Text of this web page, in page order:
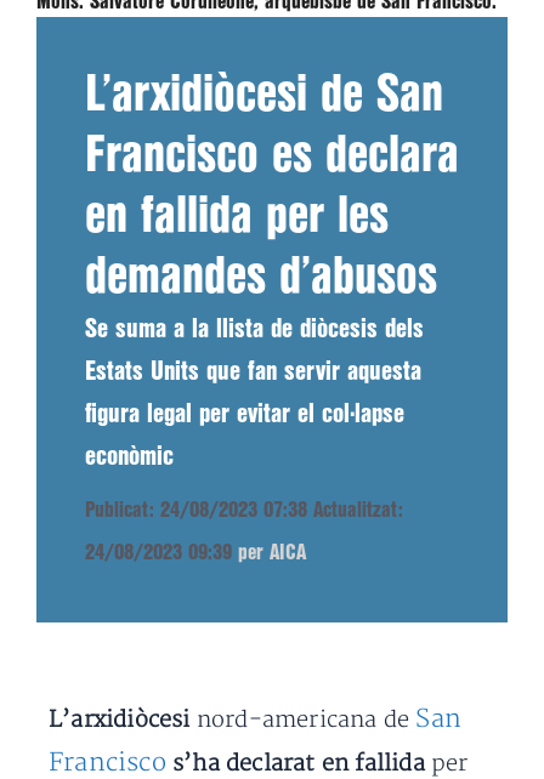
L’arxidiòcesi de San
Francisco es declara
en fallida per les
demandes d’abusos
Se suma a la llista de diòcesis dels
Estats Units que fan servir aquesta
figura legal per evitar el col·lapse
econòmic
Publicat: 24/08/2023 07:38 Actualitzat:
24/08/2023 09:39 per AICA
L’arxidiòcesi nord-americana de San
Francisco s’ha declarat en fallidaper